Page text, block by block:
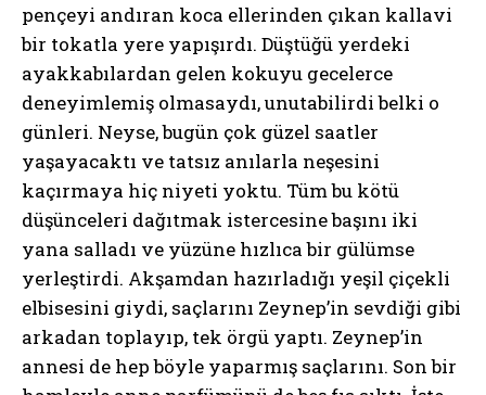
pençeyi andıran koca ellerinden çıkan kallavi
bir tokatla yere yapışırdı. Düştüğü yerdeki
ayakkabılardan gelen kokuyu gecelerce
deneyimlemiş olmasaydı, unutabilirdi belki o
günleri. Neyse, bugün çok güzel saatler
yaşayacaktı ve tatsız anılarla neşesini
kaçırmaya hiç niyeti yoktu. Tüm bu kötü
düşünceleri dağıtmak istercesine başını iki
yana salladı ve yüzüne hızlıca bir gülümse
yerleştirdi. Akşamdan hazırladığı yeşil çiçekli
elbisesini giydi, saçlarını Zeynep’in sevdiği gibi
arkadan toplayıp, tek örgü yaptı. Zeynep’in
annesi de hep böyle yaparmış saçlarını. Son bir